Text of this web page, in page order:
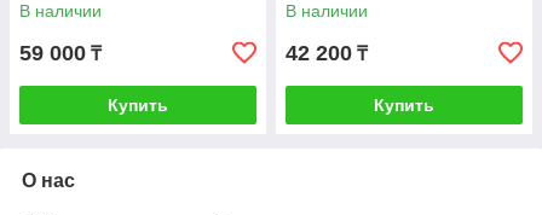
В наличии
59 000 ₸
Купить
В наличии
42 200 ₸
Купить
О нас